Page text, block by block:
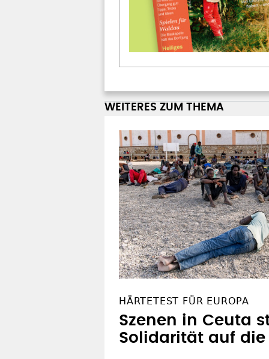
WEITERES ZUM THEMA
HÄRTETEST FÜR EUROPA
Szenen in Ceuta
Solidarität auf die